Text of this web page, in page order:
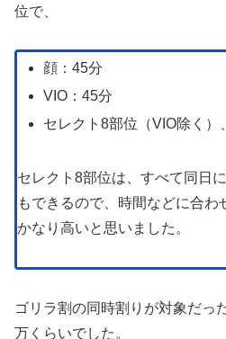
位で、
顔：45分
VIO：45分
セレクト8部位（VIO除く）
セレクト8部位は、すべて同日
もできるので、時間などに合
かなり高いと思いました。
ゴリラ割の同時割りが対象だっ
万くらいでした。